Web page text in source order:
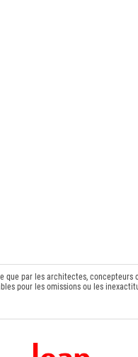
par les architectes, concepteurs
pour les omissions ou les